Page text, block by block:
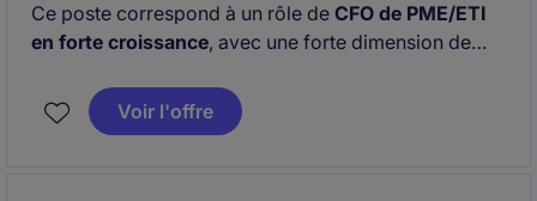
Ce poste correspond à un rôle de CFO de PME/ETI
en forte croissance, avec une forte dimension de
performance et accompagnement de l'expansion du
groupe en France et en Europe.
Voir l'offre